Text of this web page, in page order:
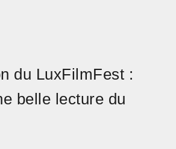
du LuxFilmFest :
belle lecture du